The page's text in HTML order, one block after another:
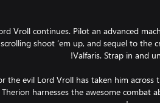
Vroll continues. Pilot an advanced
shoot ‘em up, and sequel to the
the evil Lord Vroll has taken him across
harnesses the awesome combat